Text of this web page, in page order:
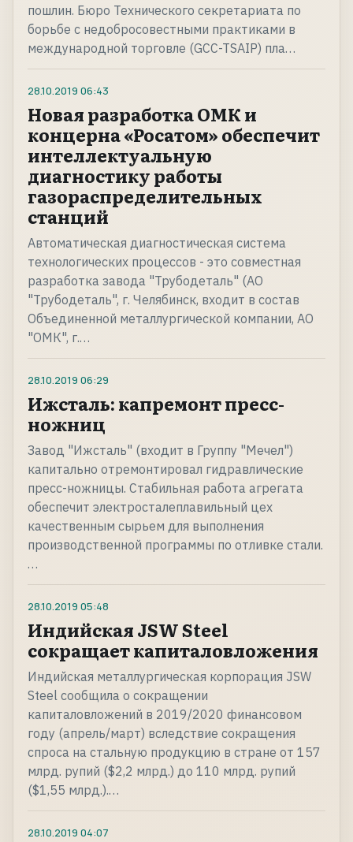
пошлин. Бюро Технического секретариата по
борьбе с недобросовестными практиками в
международной торговле (GCC-TSAIP) пла…
28.10.2019 06:43
Новая разработка ОМК и
концерна «Росатом» обеспечит
интеллектуальную
диагностику работы
газораспределительных
станций
Автоматическая диагностическая система
технологических процессов - это совместная
разработка завода "Трубодеталь" (АО
"Трубодеталь", г. Челябинск, входит в состав
Объединенной металлургической компании, АО
"ОМК", г.…
28.10.2019 06:29
Ижсталь: капремонт пресс-
ножниц
Завод "Ижсталь" (входит в Группу "Мечел")
капитально отремонтировал гидравлические
пресс-ножницы. Стабильная работа агрегата
обеспечит электросталеплавильный цех
качественным сырьем для выполнения
производственной программы по отливке стали.
…
28.10.2019 05:48
Индийская JSW Steel
сокращает капиталовложения
Индийская металлургическая корпорация JSW
Steel сообщила о сокращении
капиталовложений в 2019/2020 финансовом
году (апрель/март) вследствие сокращения
спроса на стальную продукцию в стране от 157
млрд. рупий ($2,2 млрд.) до 110 млрд. рупий
($1,55 млрд.).…
28.10.2019 04:07